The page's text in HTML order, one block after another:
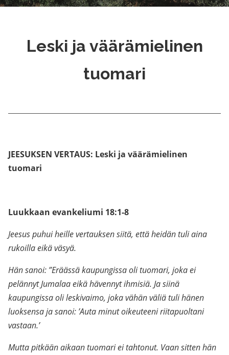
Leski ja väärämielinen
tuomari
JEESUKSEN VERTAUS: Leski ja väärämielinen
tuomari
Luukkaan evankeliumi 18:1-8
Jeesus puhui heille vertauksen siitä, että heidän tuli aina
rukoilla eikä väsyä.
Hän sanoi: ”Eräässä kaupungissa oli tuomari, joka ei
pelännyt Jumalaa eikä hävennyt ihmisiä. Ja siinä
kaupungissa oli leskivaimo, joka vähän väliä tuli hänen
luoksensa ja sanoi: ’Auta minut oikeuteeni riitapuoltani
vastaan.’
Mutta pitkään aikaan tuomari ei tahtonut. Vaan sitten hän